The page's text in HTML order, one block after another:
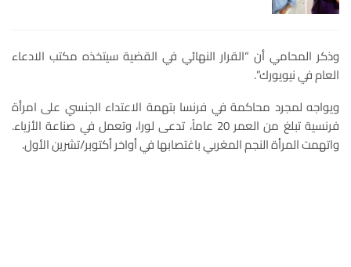
وذكر المحامي أن “القرار النهائي في القضية سيتخذه مكتب الادعاء
العام في نيويورك”.
ويواجه لمجرد محاكمة في فرنسا بتهمة الاعتداء الجنسي على امرأة
فرنسية تبلغ من العمر 20 عاماً، تدعى لورا، وتعمل في صناعة الأزياء.
واتهمت المرأة النجم المغربي باغتصابها في أواخر أكتوبر/تشرين الأول.